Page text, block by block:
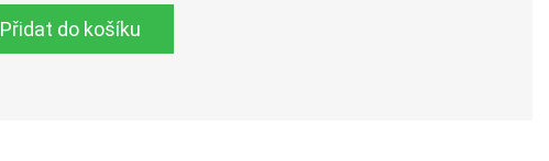
Přidat do košíku